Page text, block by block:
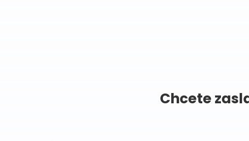
Chcete